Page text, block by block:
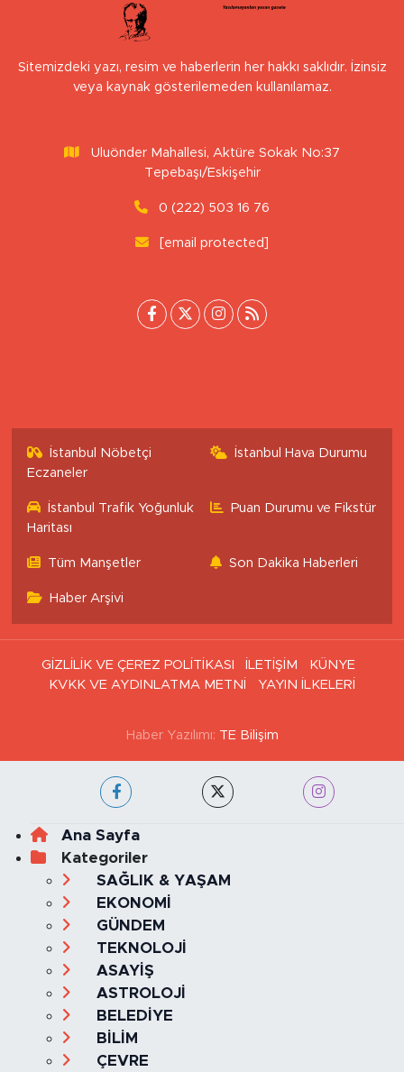
Sitemizdeki yazı, resim ve haberlerin her hakkı saklıdır. İzinsiz
veya kaynak gösterilemeden kullanılamaz.
Uluönder Mahallesi, Aktüre Sokak No:37
Tepebaşı/Eskişehir
0 (222) 503 16 76
[email protected]
İstanbul Nöbetçi
Eczaneler
İstanbul Hava Durumu
İstanbul Trafik Yoğunluk
Haritası
Puan Durumu ve Fikstür
Tüm Manşetler Son Dakika Haberleri
Haber Arşivi
GİZLİLİK VE ÇEREZ POLİTİKASI İLETİŞİM
KÜNYE
KVKK VE AYDINLATMA METNİ
YAYIN İLKELERİ
Haber Yazılımı: TE Bilişim
Ana Sayfa
Kategoriler
SAĞLIK & YAŞAM
EKONOMİ
GÜNDEM
TEKNOLOJİ
ASAYİŞ
ASTROLOJİ
BELEDİYE
BİLİM
ÇEVRE